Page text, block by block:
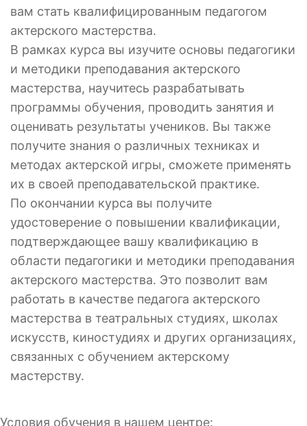
вам стать квалифицированным педагогом
актерского мастерства.
В рамках курса вы изучите основы педагогики
и методики преподавания актерского
мастерства, научитесь разрабатывать
программы обучения, проводить занятия и
оценивать результаты учеников. Вы также
получите знания о различных техниках и
методах актерской игры, сможете применять
их в своей преподавательской практике.
По окончании курса вы получите
удостоверение о повышении квалификации,
подтверждающее вашу квалификацию в
области педагогики и методики преподавания
актерского мастерства. Это позволит вам
работать в качестве педагога актерского
мастерства в театральных студиях, школах
искусств, киностудиях и других организациях,
связанных с обучением актерскому
мастерству.
Условия обучения в нашем центре: